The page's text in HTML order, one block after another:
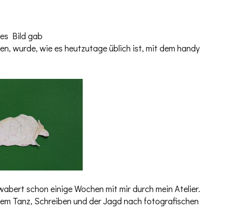
Bild gab
wurde, wie es heutzutage üblich ist, mit dem handy
schon einige Wochen mit mir durch mein Atelier.
Tanz, Schreiben und der Jagd nach fotografischen